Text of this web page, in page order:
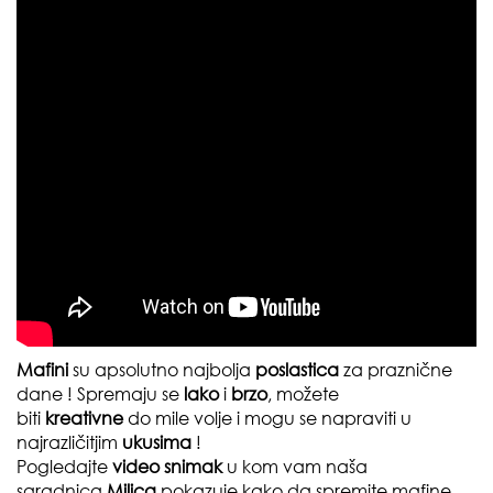
Mafinisu apsolutno najbolja poslastica za praznične
dane ! Spremaju se lakoi brzo, možete
biti kreativnedo mile volje i mogu se napraviti u
najrazličitjim ukusima !
Pogledajte video snimak u kom vam naša